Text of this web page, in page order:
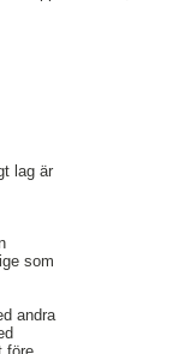
lag är
som
andra